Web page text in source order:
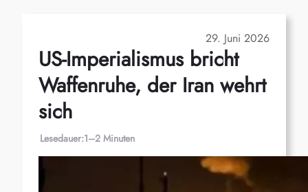
29. Juni 2026
US-Imperialismus bricht
Waffenruhe, der Iran wehrt
sich
Lesedauer:1–2 Minuten